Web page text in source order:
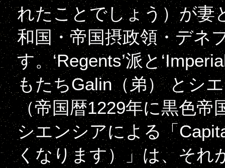
れたことでしょう）が妻
和国・帝国摂政領・デネ
す。‘Regents’派と
もたちGalin（弟） とシ
（帝国暦1229年に黒色
シエンシアによる「
くなります）」は、それ